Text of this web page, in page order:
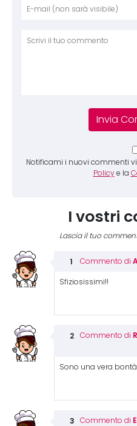
Notificami i nuovi commenti
Policy e la
I vostri
Lascia il tuo
Commento di
Sfiziosissimi!!
Commento di
Sono una vera bontà
Commento di